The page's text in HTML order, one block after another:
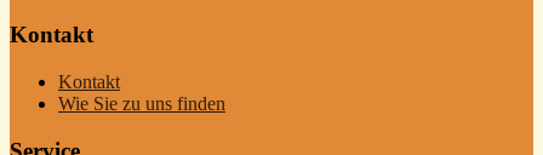
Kontakt
Kontakt
Wie Sie zu uns finden